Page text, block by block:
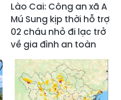
Lào Cai: Công an xã A
Mú Sung kịp thời hỗ trợ
02 cháu nhỏ đi lạc trở
về gia đình an toàn